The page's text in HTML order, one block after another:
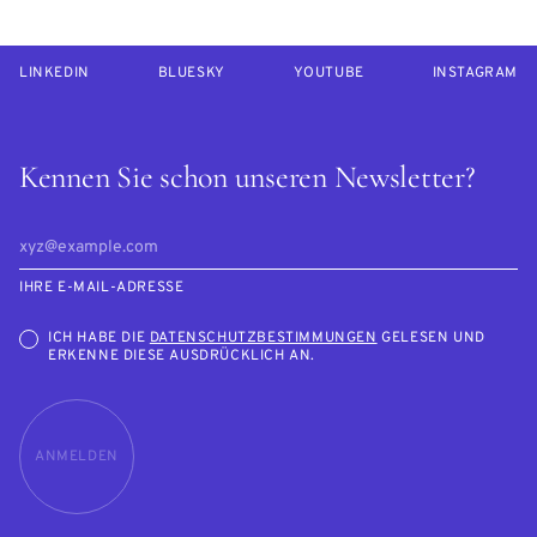
Kennen Sie schon unseren Newsletter?
IHRE E-MAIL-ADRESSE
ICH HABE DIEDATENSCHUTZBESTIMMUNGENGELESEN UND
ERKENNE DIESE AUSDRÜCKLICH AN.
ANMELDEN
LINKEDIN BLUESKY YOUTUBE INSTAGRAM